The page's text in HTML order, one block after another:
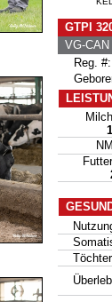
GTPI
VG-
Reg. #:
Töchter